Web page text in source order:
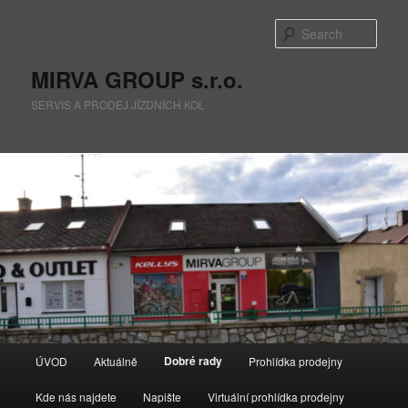
MIRVA GROUP s.r.o.
SERVIS A PRODEJ JÍZDNÍCH KOL
ÚVOD Aktuálně Dobré rady Prohlídka prodejny
Kde nás najdete Napište Virtuální prohlídka prodejny